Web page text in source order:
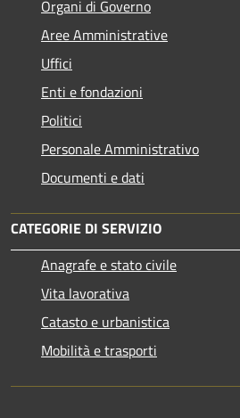
Organi di Governo
Aree Amministrative
Uffici
Enti e fondazioni
Politici
Personale Amministrativo
Documenti e dati
CATEGORIE DI SERVIZIO
Anagrafe e stato civile
Vita lavorativa
Catasto e urbanistica
Mobilità e trasporti